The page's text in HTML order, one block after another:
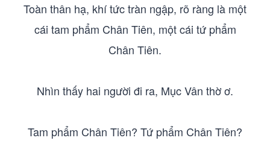
Toàn thân hạ, khí tức tràn ngập, rõ ràng là một
cái tam phẩm Chân Tiên, một cái tứ phẩm
Chân Tiên.
Nhìn thấy hai người đi ra, Mục Vân thờ ơ.
Tam phẩm Chân Tiên? Tứ phẩm Chân Tiên?